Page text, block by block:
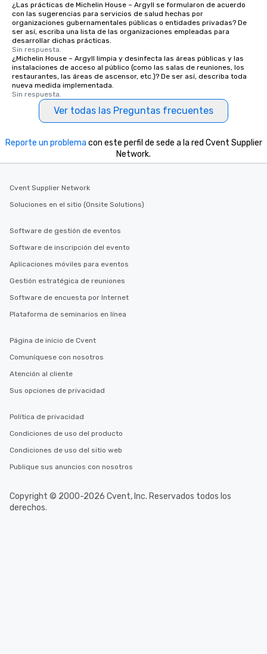
¿Las prácticas de Michelin House – Argyll se formularon de acuerdo
con las sugerencias para servicios de salud hechas por
organizaciones gubernamentales públicas o entidades privadas? De
ser así, escriba una lista de las organizaciones empleadas para
desarrollar dichas prácticas.
Sin respuesta.
¿Michelin House – Argyll limpia y desinfecta las áreas públicas y las
instalaciones de acceso al público (como las salas de reuniones, los
restaurantes, las áreas de ascensor, etc.)? De ser así, describa toda
nueva medida implementada.
Sin respuesta.
Ver todas las Preguntas frecuentes
Reporte un problema con este perfil de sede a la red Cvent Supplier
Network.
Cvent Supplier Network
Soluciones en el sitio (Onsite Solutions)
Software de gestión de eventos
Software de inscripción del evento
Aplicaciones móviles para eventos
Gestión estratégica de reuniones
Software de encuesta por Internet
Plataforma de seminarios en línea
Página de inicio de Cvent
Comuníquese con nosotros
Atención al cliente
Sus opciones de privacidad
Política de privacidad
Condiciones de uso del producto
Condiciones de uso del sitio web
Publique sus anuncios con nosotros
Copyright © 2000-2026 Cvent, Inc. Reservados todos los
derechos.